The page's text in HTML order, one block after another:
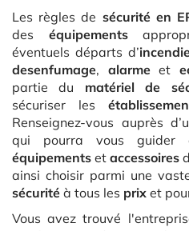
Les règles de sécurité en
des équipements
éventuels départs d’
desenfumage, alarmeet
partie du matériel de
sécuriser les
Renseignez-vous auprès
qui pourra vous
équipements et accessoires
ainsi choisir parmi une
sécurité à tous les prix et
Vous avez trouvé